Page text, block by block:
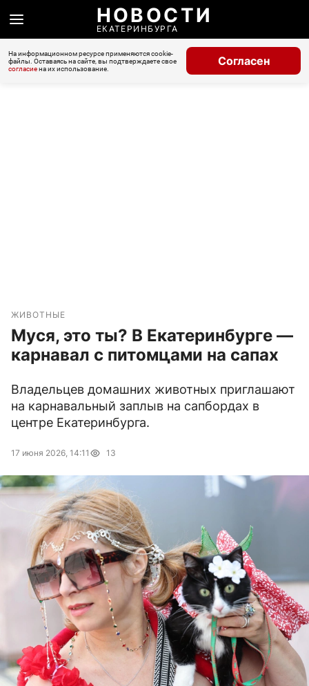
НОВОСТИ
ЕКАТЕРИНБУРГА
На информационном ресурсе применяются cookie-
файлы. Оставаясь на сайте, вы подтверждаете свое
согласиена их использование.
Согласен
ЖИВОТНЫЕ
Муся, это ты? В Екатеринбурге —
карнавал с питомцами на сапах
Владельцев домашних животных приглашают
на карнавальный заплыв на сапбордах в
центре Екатеринбурга.
17 июня 2026, 14:11 13